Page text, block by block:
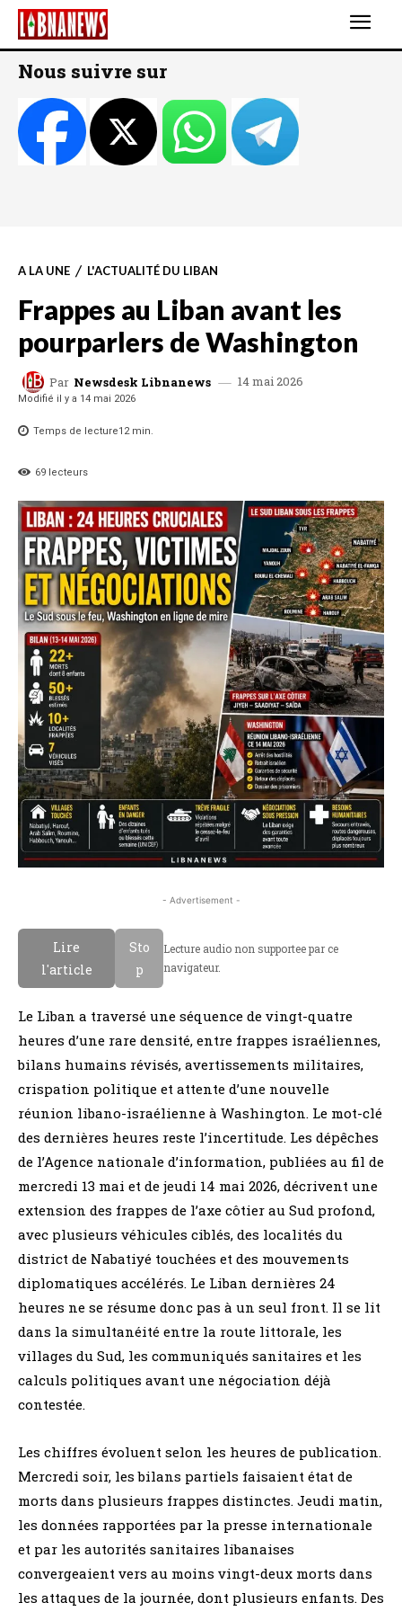
Nous suivre sur
A LA UNE L'ACTUALITÉ DU LIBAN
Frappes au Liban avant les
pourparlers de Washington
Par Newsdesk Libnanews 14 mai 2026
Modifié il y a 14 mai 2026
Temps de lecture12min.
69 lecteurs
- Advertisement -
Lire
l'article
Sto
p
Lecture audio non supportee par ce
navigateur.
Le Liban a traversé une séquence de vingt-quatre
heures d’une rare densité, entre frappes israéliennes,
bilans humains révisés, avertissements militaires,
crispation politique et attente d’une nouvelle
réunion libano-israélienne à Washington. Le mot-clé
des dernières heures reste l’incertitude. Les dépêches
de l’Agence nationale d’information, publiées au fil de
mercredi 13 mai et de jeudi 14 mai 2026, décrivent une
extension des frappes de l’axe côtier au Sud profond,
avec plusieurs véhicules ciblés, des localités du
district de Nabatiyé touchées et des mouvements
diplomatiques accélérés. Le Liban dernières 24
heures ne se résume donc pas à un seul front. Il se lit
dans la simultanéité entre la route littorale, les
villages du Sud, les communiqués sanitaires et les
calculs politiques avant une négociation déjà
contestée.
Les chiffres évoluent selon les heures de publication.
Mercredi soir, les bilans partiels faisaient état de
morts dans plusieurs frappes distinctes. Jeudi matin,
les données rapportées par la presse internationale
et par les autorités sanitaires libanaises
convergeaient vers au moins vingt-deux morts dans
les attaques de la journée, dont plusieurs enfants. Des